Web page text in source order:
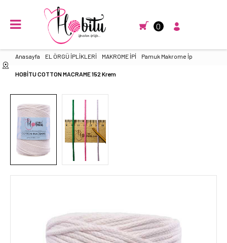
0
Anasayfa EL ÖRGÜ İPLİKLERİ MAKROME İPİ Pamuk Makrome İp
HOBİTU COTTON MACRAME 152 Krem